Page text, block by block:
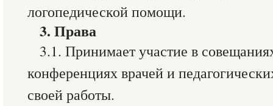
логопедической помощи.
3. Права
3.1. Принимает участие в
конференциях врачей и
своей работы.